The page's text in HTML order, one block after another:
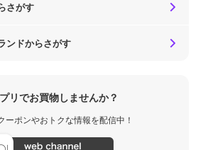
さがす
ンドからさがす
リでお買物しませんか？
ーポンやおトクな情報を配信中！